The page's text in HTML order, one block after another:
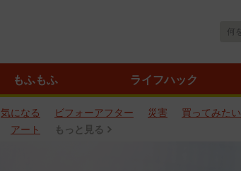
もふもふ ライフハック
気になる ビフォーアフター 災害 買ってみたい
アート もっと見る